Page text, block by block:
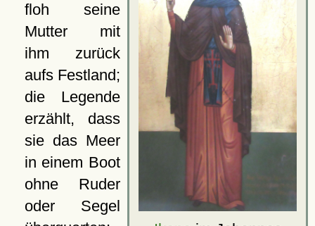
floh seine
Mutter mit
ihm zurück
aufs Festland;
die Legende
erzählt, dass
sie das Meer
in einem Boot
ohne Ruder
oder Segel